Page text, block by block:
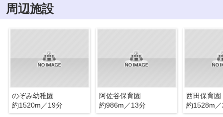
周辺施設
のぞみ幼稚園
約1520m／19分
阿佐谷保育園
約986m／13分
西田保育園
約1528m